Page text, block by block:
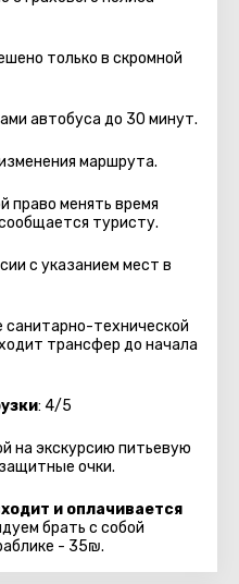
только в скромной
автобуса до 30 минут.
маршрута.
право менять время
туристу.
с указанием мест в
санитарно-технической
трансфер до начала
: 4/5
на экскурсию питьевую
очки.
и оплачивается
брать с собой
- 35₪.